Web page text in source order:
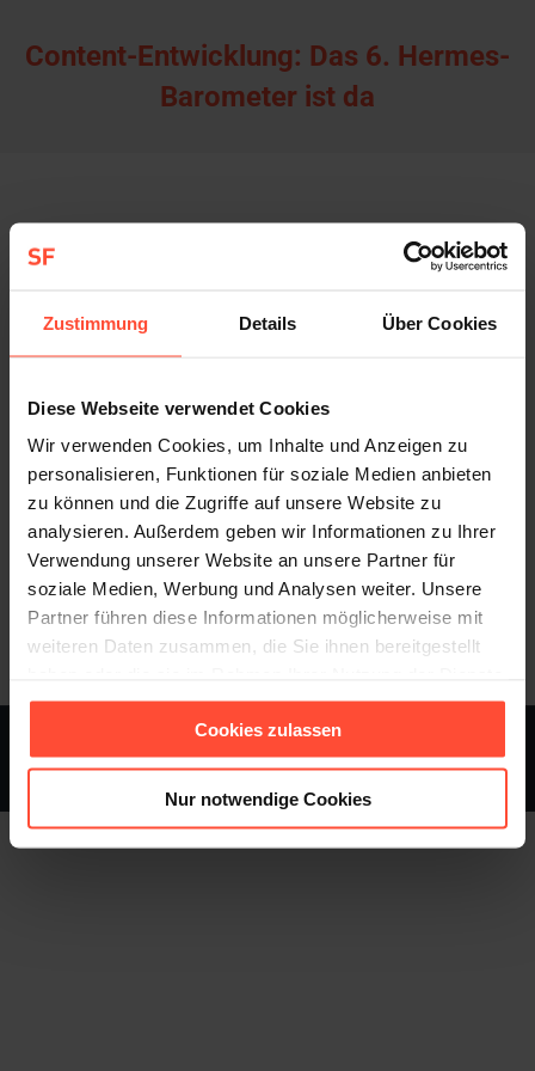
Zustimmung Details Über Cookies
Diese Webseite verwendet Cookies
Wir verwenden Cookies, um Inhalte und Anzeigen zu
personalisieren, Funktionen für soziale Medien anbieten
zu können und die Zugriffe auf unsere Website zu
analysieren. Außerdem geben wir Informationen zu Ihrer
Verwendung unserer Website an unsere Partner für
soziale Medien, Werbung und Analysen weiter. Unsere
Partner führen diese Informationen möglicherweise mit
weiteren Daten zusammen, die Sie ihnen bereitgestellt
gesammelt haben.
Cookies zulassen
Nur notwendige Cookies
Content-Entwicklung: Das 6. Hermes-
Barometer ist da
Für unseren Kunden Hermes Germany haben wir erneut
Logistikverantwortliche aus unterschiedlichen Branchen
zum Thema „Transparenz in der Supply Chain“ befragt.
Content-Format für die Hermes Germany um.
Die Ergebnisse des aktuellen 6. Hermes-Barometers
können Sie direkt auf dem Hermes-Supply-Chain-Blog
einsehen.
Category: Allgemein 15. Juni 2017
Footer